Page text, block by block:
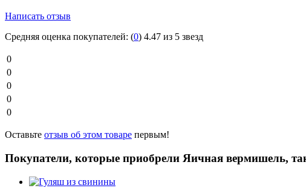
Написать отзыв
Средняя оценка покупателей: (0) 4.47 из 5 звезд
0
0
0
0
0
Оставьте отзыв об этом товаре первым!
Покупатели, которые приобрели Яичная вермишель,